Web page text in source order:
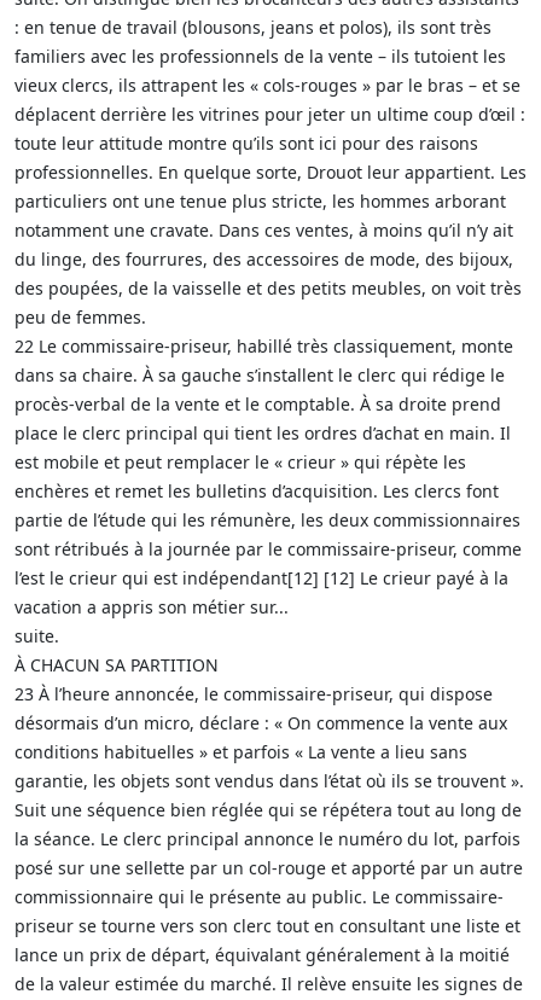
: en tenue de travail (blousons, jeans et polos), ils sont très
familiers avec les professionnels de la vente – ils tutoient les
vieux clercs, ils attrapent les « cols-rouges » par le bras – et se
déplacent derrière les vitrines pour jeter un ultime coup d’œil :
toute leur attitude montre qu’ils sont ici pour des raisons
professionnelles. En quelque sorte, Drouot leur appartient. Les
particuliers ont une tenue plus stricte, les hommes arborant
notamment une cravate. Dans ces ventes, à moins qu’il n’y ait
du linge, des fourrures, des accessoires de mode, des bijoux,
des poupées, de la vaisselle et des petits meubles, on voit très
peu de femmes.
22 Le commissaire-priseur, habillé très classiquement, monte
dans sa chaire. À sa gauche s’installent le clerc qui rédige le
procès-verbal de la vente et le comptable. À sa droite prend
place le clerc principal qui tient les ordres d’achat en main. Il
est mobile et peut remplacer le « crieur » qui répète les
enchères et remet les bulletins d’acquisition. Les clercs font
partie de l’étude qui les rémunère, les deux commissionnaires
sont rétribués à la journée par le commissaire-priseur, comme
l’est le crieur qui est indépendant[12] [12] Le crieur payé à la
vacation a appris son métier sur...
suite.
À CHACUN SA PARTITION
23 À l’heure annoncée, le commissaire-priseur, qui dispose
désormais d’un micro, déclare : « On commence la vente aux
conditions habituelles » et parfois « La vente a lieu sans
garantie, les objets sont vendus dans l’état où ils se trouvent ».
Suit une séquence bien réglée qui se répétera tout au long de
la séance. Le clerc principal annonce le numéro du lot, parfois
posé sur une sellette par un col-rouge et apporté par un autre
commissionnaire qui le présente au public. Le commissaire-
priseur se tourne vers son clerc tout en consultant une liste et
lance un prix de départ, équivalant généralement à la moitié
de la valeur estimée du marché. Il relève ensuite les signes de